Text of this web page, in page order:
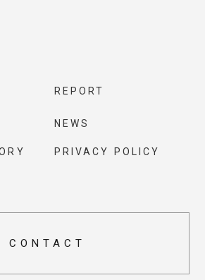
REPORT
NEWS
PRIVACY POLICY
CONTACT